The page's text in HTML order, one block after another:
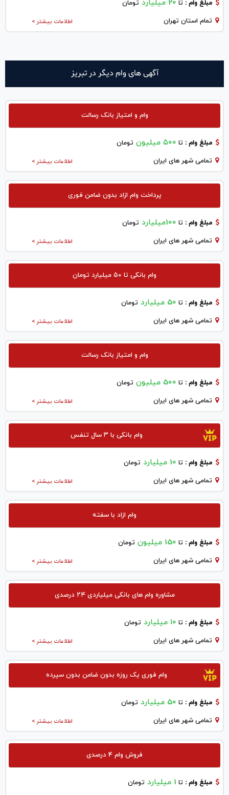
مبلغ وام : تا 20 میلیارد تومان
اطلاعات بیشتر > تمام استان تهران
آگهی های وام دیگر در تبريز
وام و امتیاز بانک رسالت
مبلغ وام : تا ۵۰۰ میلیون تومان
اطلاعات بیشتر > تمامی شهر های ایران
پرداخت وام ازاد بدون ضامن فوری
مبلغ وام : تا 100میلیارد تومان
اطلاعات بیشتر > تمامی شهر های ایران
وام بانکی تا ۵۰ میلیارد تومان
مبلغ وام : تا 50 میلیارد تومان
اطلاعات بیشتر > تمامی شهر های ایران
وام و امتیاز بانک رسالت
مبلغ وام : تا 500 میلیون تومان
اطلاعات بیشتر > تمامی شهر های ایران
وام بانکی با ۳ سال تنفس
مبلغ وام : تا 10 میلیارد تومان
اطلاعات بیشتر > تمامی شهر های ایران
وام ازاد با سفته
مبلغ وام : تا 150 میلیون تومان
اطلاعات بیشتر > تمامی شهر های ایران
مشاوره وام های بانکی میلیاردی ۲۴ درصدی
مبلغ وام : تا ۱۰ میلیارد تومان
اطلاعات بیشتر > تمامی شهر های ایران
وام فوری یک روزه بدون ضامن بدون سپرده
مبلغ وام : تا 50 میلیارد تومان
اطلاعات بیشتر > تمامی شهر های ایران
فروش وام 4 درصدی
مبلغ وام : تا 1 میلیارد تومان